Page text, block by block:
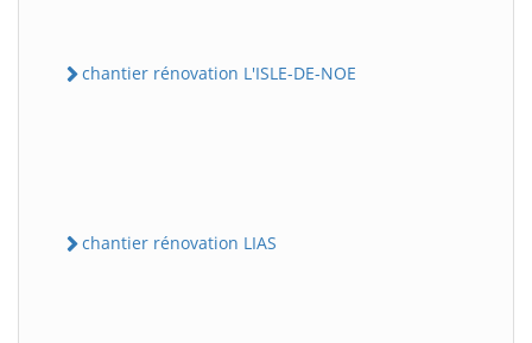
chantier rénovation L'ISLE-DE-NOE
chantier rénovation LIAS